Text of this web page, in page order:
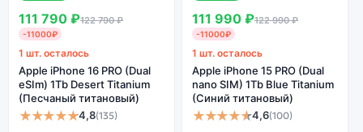
выбирайте под свои задачи.
Ознакомиться с детальными характеристиками Apple
iPhone 17 Pro (Dual nano SIM) 256Gb Cosmic Orange
(Оранжевый) можно ниже, в разделе
111 790 ₽122 790 ₽
-11000₽
1 шт. осталось
Apple iPhone 16 PRO (Dual
eSIm) 1Tb Desert Titanium
(Песчаный титановый)
★★★★★4,8(135)
111 990 ₽122 990 ₽
-11000₽
1 шт. осталось
Apple iPhone 15 PRO (Dual
nano SIM) 1Tb Blue Titanium
(Синий титановый)
★★★★★4,6(100)